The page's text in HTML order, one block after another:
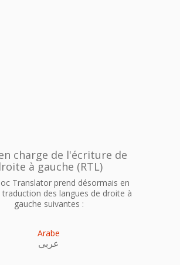
charge de l'écriture de
à gauche (RTL)
Translator prend désormais en
traduction des langues de droite à
gauche suivantes :
Arabe
عربى